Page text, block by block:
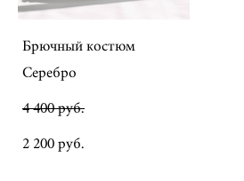
Брючный костюм
Серебро
4 400 pуб.
2 200 pуб.